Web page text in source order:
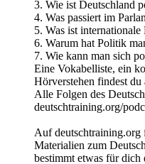
Wie sieht eine typische
Wie kann man die
aufrechterhalten?
Sport als
Clubs und
Was ist der
Spitzensport?
Wie hat sich der Sport
Eine Vokabelliste, ein
Hörverstehen findest du
Alle Folgen des